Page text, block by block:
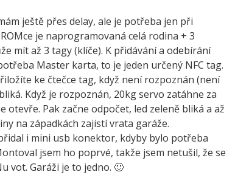
ještě přes delay, ale je potřeba jen při
je naprogramovaná celá rodina + 3
mít až 3 tagy (klíče). K přidávání a odebírání
Master karta, to je jeden určený NFC tag.
ke čtečce tag, když není rozpoznán (není
Když je rozpoznán, 20kg servo zatáhne za
otevře. Pak začne odpočet, led zeleně bliká a až
na západkách zajistí vrata garáže.
i mini usb konektor, kdyby bylo potřeba
jsem ho poprvé, takže jsem netušil, že se
vot. Garáži je to jedno. 🙂